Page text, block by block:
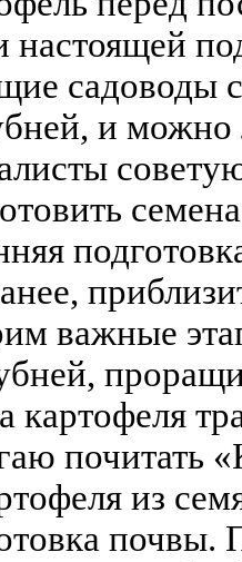
садоводы
и
важные
картофеля
почитать
из